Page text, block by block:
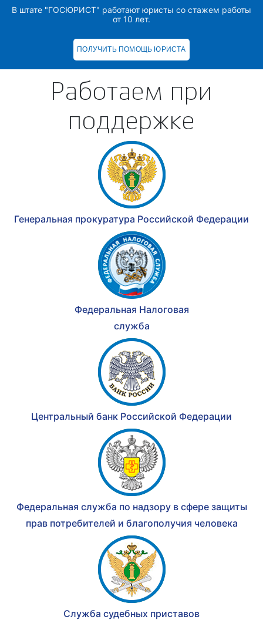
В штате "ГОСЮРИСТ" работают юристы со стажем работы
от 10 лет.
ПОЛУЧИТЬ ПОМОЩЬ ЮРИСТА
Работаем при
поддержке
Генеральная прокуратура Российской Федерации
Федеральная Налоговая
служба
Центральный банк Российской Федерации
Федеральная служба по надзору в сфере защиты
прав потребителей и благополучия человека
Служба судебных приставов